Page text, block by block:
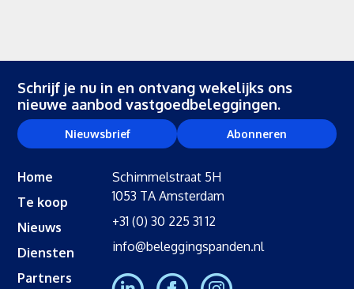
Schrijf je nu in en ontvang wekelijks ons
nieuwe aanbod vastgoedbeleggingen.
Nieuwsbrief Abonneren
Home
Te koop
Nieuws
Diensten
Partners
Schimmelstraat 5H
1053 TA Amsterdam
+31 (0) 30 225 31 12
info@beleggingspanden.nl